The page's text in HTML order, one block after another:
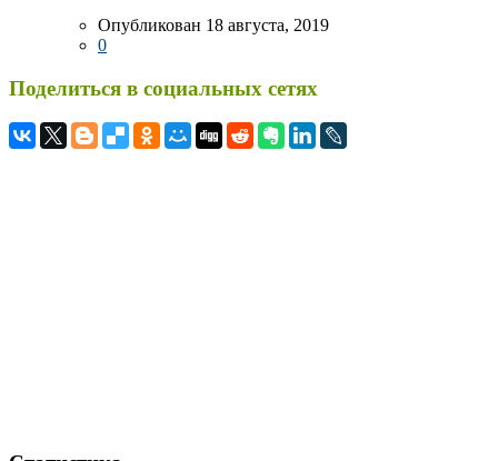
Опубликован 18 августа, 2019
0
Поделиться в социальных сетях